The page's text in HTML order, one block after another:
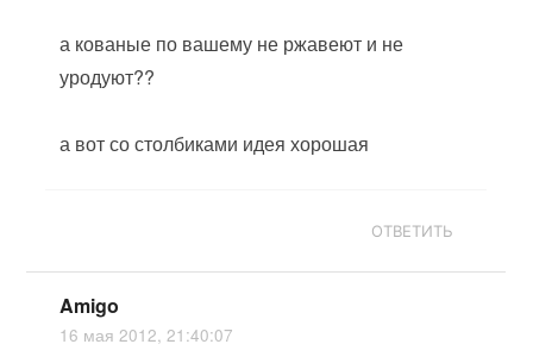
а кованые по вашему не ржавеют и не
уродуют??
а вот со столбиками идея хорошая
ОТВЕТИТЬ
Amigo
16 мая 2012, 21:40:07